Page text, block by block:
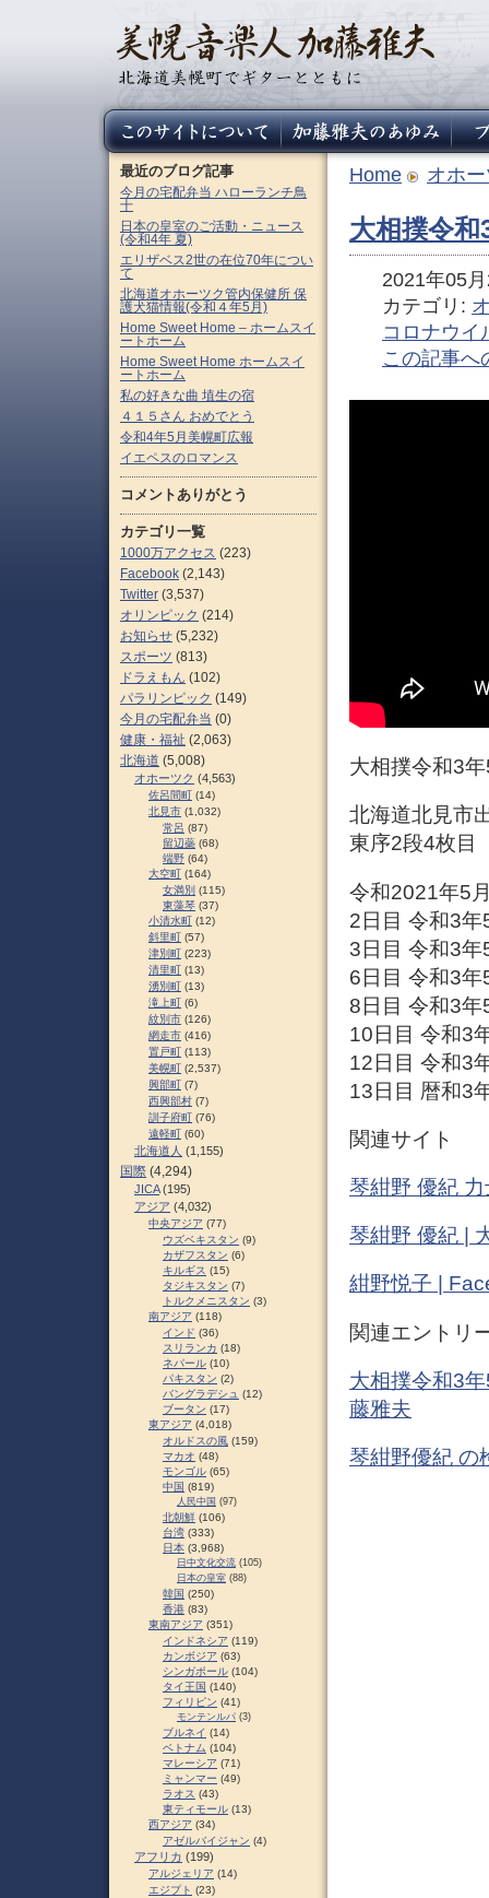
Home オホ
大相撲令和
2021年05
カテゴリ:
コロナウイ
この記事へ
大相撲令和3
北海道北見市
東序2段4枚目
令和2021年5
2日目 令和3
3日目 令和3
6日目 令和3
8日目 令和3
10日目 令和3
12日目 令和3
13日目 暦和3
関連サイト
琴紺野 優紀
琴紺野 優紀 |
紺野悦子 |
関連エントリ
大相撲令和3
藤雅夫
琴紺野優紀 の
最近のブログ記事
今月の宅配弁当 ハローランチ鳥
十
日本の皇室のご活動・ニュース
(令和4年 夏)
エリザベス2世の在位70年につい
て
北海道オホーツク管内保健所 保
護犬猫情報(令和４年5月)
Home Sweet Home – ホームスイ
ートホーム
Home Sweet Home ホームスイ
ートホーム
私の好きな曲 埴生の宿
４１５さん おめでとう
令和4年5月美幌町広報
イエペスのロマンス
コメントありがとう
カテゴリ一覧
1000万アクセス (223)
Facebook (2,143)
Twitter (3,537)
オリンピック (214)
お知らせ (5,232)
スポーツ (813)
ドラえもん (102)
パラリンピック (149)
今月の宅配弁当 (0)
健康・福祉 (2,063)
北海道 (5,008)
オホーツク (4,563)
佐呂間町 (14)
北見市 (1,032)
常呂 (87)
留辺蘂 (68)
端野 (64)
大空町 (164)
女満別 (115)
東藻琴 (37)
小清水町 (12)
斜里町 (57)
津別町 (223)
清里町 (13)
湧別町 (13)
滝上町 (6)
紋別市 (126)
網走市 (416)
置戸町 (113)
美幌町 (2,537)
興部町 (7)
西興部村 (7)
訓子府町 (76)
遠軽町 (60)
北海道人 (1,155)
国際 (4,294)
JICA(195)
アジア (4,032)
中央アジア (77)
ウズベキスタン (9)
カザフスタン (6)
キルギス (15)
タジキスタン (7)
トルクメニスタン (3)
南アジア (118)
インド (36)
スリランカ (18)
ネパール (10)
パキスタン (2)
バングラデシュ (12)
ブータン (17)
東アジア (4,018)
オルドスの風 (159)
マカオ (48)
モンゴル (65)
中国 (819)
人民中国 (97)
北朝鮮 (106)
台湾 (333)
日本 (3,968)
日中文化交流 (105)
日本の皇室 (88)
韓国 (250)
香港 (83)
東南アジア (351)
インドネシア (119)
カンボジア (63)
シンガポール (104)
タイ王国 (140)
フィリピン (41)
モンテンルパ (3)
ブルネイ (14)
ベトナム (104)
マレーシア (71)
ミャンマー (49)
ラオス (43)
東ティモール (13)
西アジア (34)
アゼルバイジャン (4)
アフリカ (199)
アルジェリア (14)
エジプト (23)